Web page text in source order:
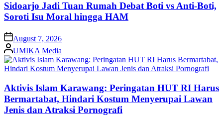
Sidoarjo Jadi Tuan Rumah Debat Boti vs Anti-Boti,
Soroti Isu Moral hingga HAM
on August 7, 2026
Posted
by
UMIKA Media
Aktivis Islam Karawang: Peringatan HUT RI Harus
Bermartabat, Hindari Kostum Menyerupai Lawan
Jenis dan Atraksi Pornografi